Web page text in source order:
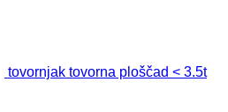
tovornjak tovorna ploščad < 3.5t